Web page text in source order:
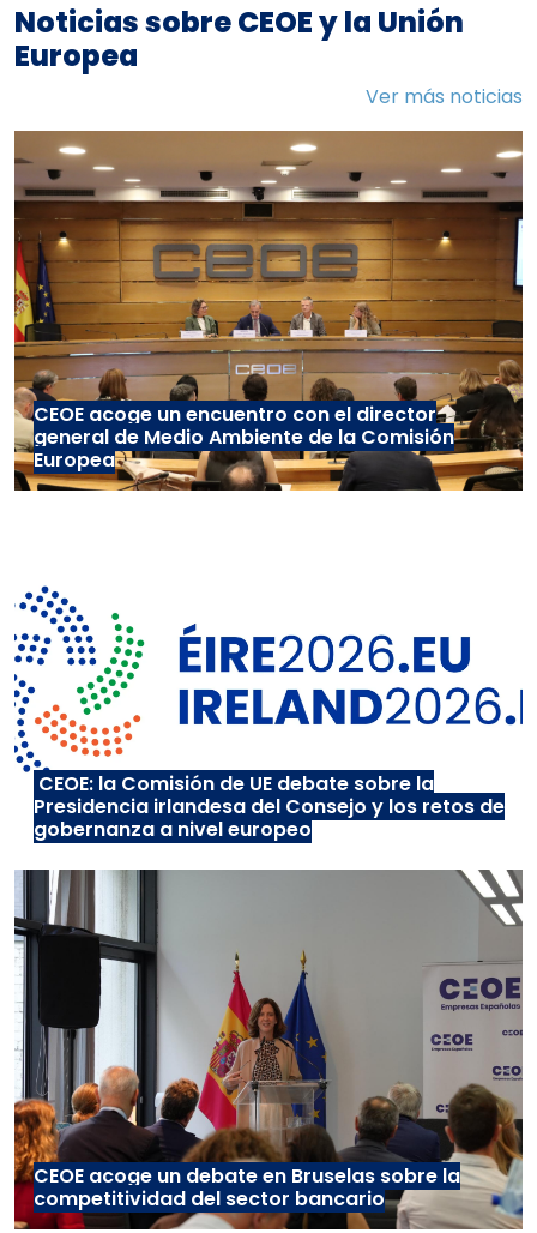
Noticias sobre CEOE y la Unión
Europea
Ver más noticias
CEOE acoge un encuentro con el director
general de Medio Ambiente de la Comisión
Europea
CEOE: la Comisión de UE debate sobre la
Presidencia irlandesa del Consejo y los retos de
gobernanza a nivel europeo
CEOE acoge un debate en Bruselas sobre la
competitividad del sector bancario